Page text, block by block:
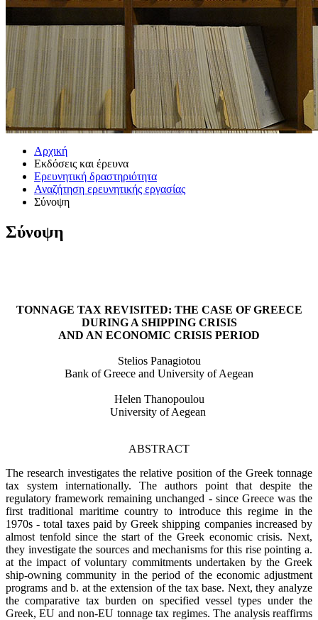
Αρχική
Εκδόσεις και έρευνα
Ερευνητική δραστηριότητα
Αναζήτηση ερευνητικής εργασίας
Σύνοψη
Σύνοψη
TONNAGE TAX REVISITED: THE CASE OF GREECE
DURING A SHIPPING CRISIS
AND AN ECONOMIC CRISIS PERIOD
Stelios Panagiotou
Bank of Greece and University of Aegean
Helen Thanopoulou
University of Aegean
ABSTRACT
The research investigates the relative position of the Greek tonnage
tax system internationally. The authors point that despite the
regulatory framework remaining unchanged - since Greece was the
first traditional maritime country to introduce this regime in the
1970s - total taxes paid by Greek shipping companies increased by
almost tenfold since the start of the Greek economic crisis. Next,
they investigate the sources and mechanisms for this rise pointing a.
at the impact of voluntary commitments undertaken by the Greek
ship-owning community in the period of the economic adjustment
programs and b. at the extension of the tax base. Next, they analyze
the comparative tax burden on specified vessel types under the
Greek, EU and non-EU tonnage tax regimes. The analysis reaffirms